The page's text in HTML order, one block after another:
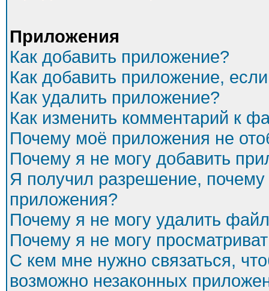
Приложения
Как добавить приложение?
Как добавить приложение,
Как удалить приложение?
Как изменить комментарий к
Почему моё приложения не
Почему я не могу добавить
Я получил разрешение,
приложения?
Почему я не могу удалить
Почему я не могу
С кем мне нужно связаться,
возможно незаконных